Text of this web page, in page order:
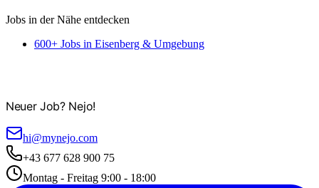
Jobs in der Nähe entdecken
600+ Jobs in Eisenberg & Umgebung
Neuer Job? Nejo!
hi@mynejo.com
+43 677 628 900 75
Montag - Freitag 9:00 - 18:00